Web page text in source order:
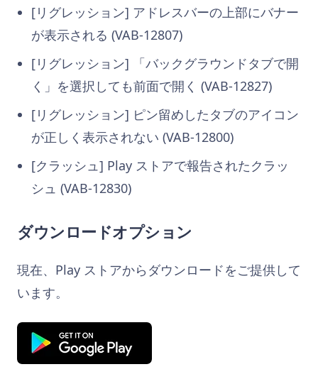
[リグレッション] アドレスバーの上部にバナー
が表示される (VAB-12807)
[リグレッション] 「バックグラウンドタブで開
く」を選択しても前面で開く (VAB-12827)
[リグレッション] ピン留めしたタブのアイコン
が正しく表示されない (VAB-12800)
[クラッシュ] Play ストアで報告されたクラッ
シュ (VAB-12830)
ダウンロードオプション
現在、Play ストアからダウンロードをご提供して
います。